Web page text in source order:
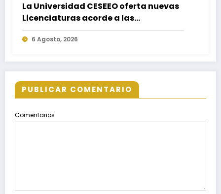
La Universidad CESEEO oferta nuevas
Licenciaturas acorde a las
necesidades educativas de los
egresados de escuelas del nivel medio
6 Agosto, 2026
PUBLICAR COMENTARIO
Comentarios